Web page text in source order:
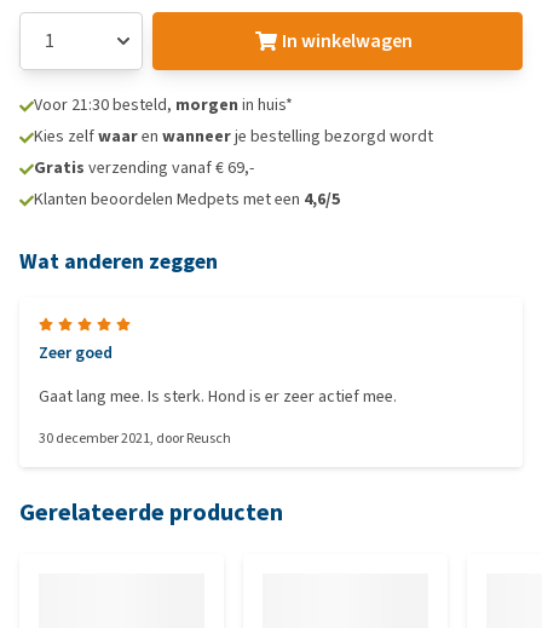
In winkelwagen
Voor 21:30 besteld, morgen in huis*
Kies zelfwaaren wanneerje bestelling bezorgd wordt
Gratis verzending vanaf € 69,-
Klanten beoordelen Medpets met een 4,6/5
Wat anderen zeggen
Zeer goed
Gaat lang mee. Is sterk. Hond is er zeer actief mee.
30 december 2021, doorReusch
Gerelateerde producten